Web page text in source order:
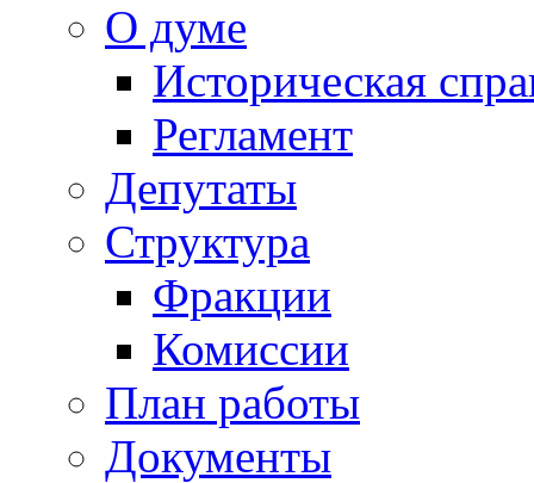
О думе
Историческая
Регламент
Депутаты
Структура
Фракции
Комиссии
План работы
Документы